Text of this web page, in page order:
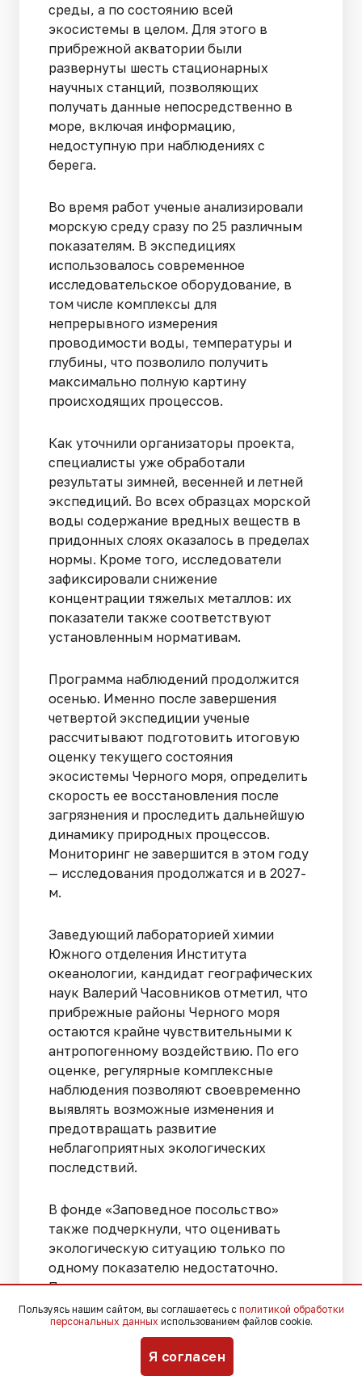
среды, а по состоянию всей
экосистемы в целом. Для этого в
прибрежной акватории были
развернуты шесть стационарных
научных станций, позволяющих
получать данные непосредственно в
море, включая информацию,
недоступную при наблюдениях с
берега.
Во время работ ученые анализировали
морскую среду сразу по 25 различным
показателям. В экспедициях
использовалось современное
исследовательское оборудование, в
том числе комплексы для
непрерывного измерения
проводимости воды, температуры и
глубины, что позволило получить
максимально полную картину
происходящих процессов.
Как уточнили организаторы проекта,
специалисты уже обработали
результаты зимней, весенней и летней
экспедиций. Во всех образцах морской
воды содержание вредных веществ в
придонных слоях оказалось в пределах
нормы. Кроме того, исследователи
зафиксировали снижение
концентрации тяжелых металлов: их
показатели также соответствуют
установленным нормативам.
Программа наблюдений продолжится
осенью. Именно после завершения
четвертой экспедиции ученые
рассчитывают подготовить итоговую
оценку текущего состояния
экосистемы Черного моря, определить
скорость ее восстановления после
загрязнения и проследить дальнейшую
динамику природных процессов.
Мониторинг не завершится в этом году
— исследования продолжатся и в 2027-
м.
Заведующий лабораторией химии
Южного отделения Института
океанологии, кандидат географических
наук Валерий Часовников отметил, что
прибрежные районы Черного моря
остаются крайне чувствительными к
антропогенному воздействию. По его
оценке, регулярные комплексные
наблюдения позволяют своевременно
выявлять возможные изменения и
предотвращать развитие
неблагоприятных экологических
последствий.
В фонде «Заповедное посольство»
также подчеркнули, что оценивать
экологическую ситуацию только по
одному показателю недостаточно.
После попадания в морскую среду
нефтепродукты постепенно
распадаются на различные фракции:
часть загрязнений остается на
поверхности в виде пленки, часть
Пользуясь нашим сайтом, вы соглашаетесь с политикой обработки
персональных данных использованием файлов cookie.
Я согласен